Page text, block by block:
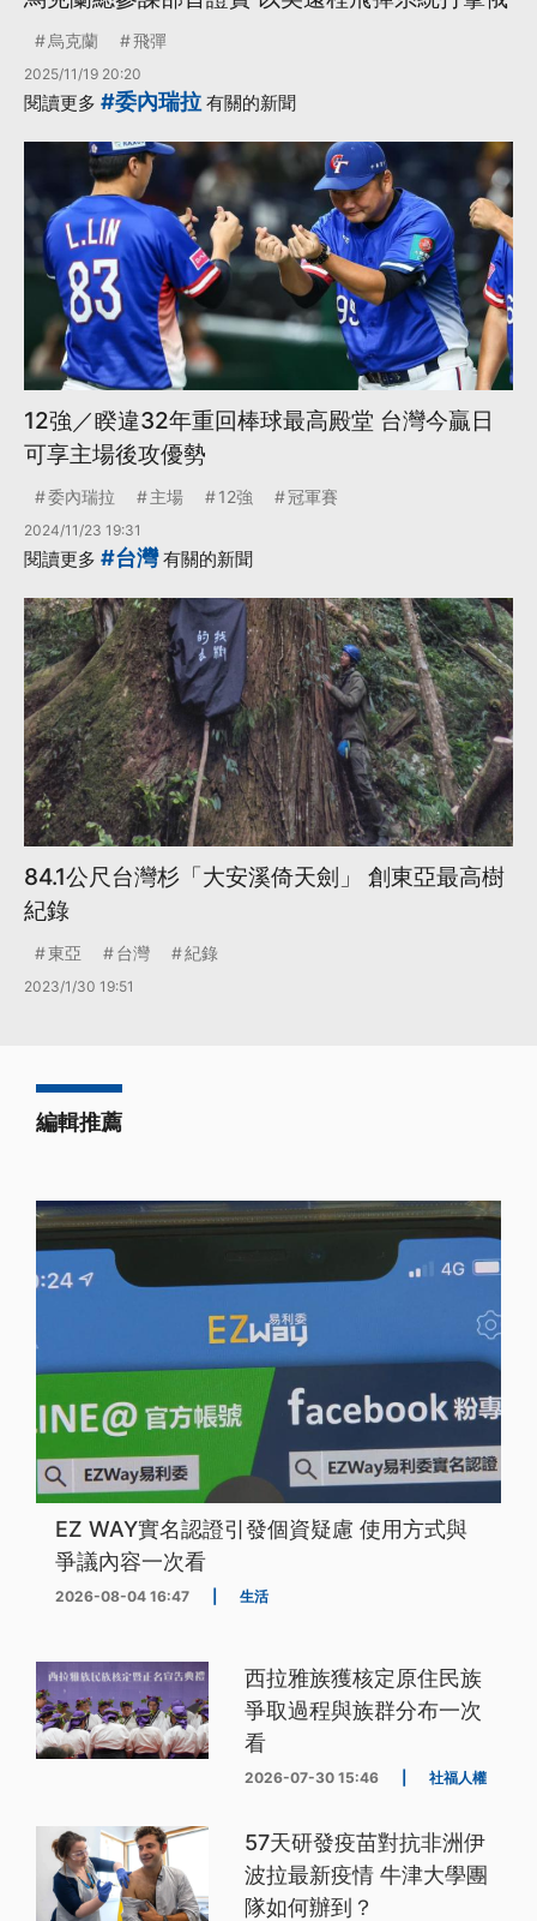
烏克蘭 飛彈
2025/11/19 20:20
閱讀更多 #委內瑞拉 有關的新聞
12強／睽違32年重回棒球最高殿堂 台灣今贏日
可享主場後攻優勢
委內瑞拉 主場 12強 冠軍賽
2024/11/23 19:31
閱讀更多 #台灣有關的新聞
84.1公尺台灣杉「大安溪倚天劍」 創東亞最高樹
紀錄
東亞 台灣 紀錄
2023/1/30 19:51
編輯推薦
EZ WAY實名認證引發個資疑慮 使用方式與
爭議內容一次看
2026-08-04 16:47 生活
西拉雅族獲核定原住民族
爭取過程與族群分布一次
看
2026-07-30 15:46 社福人權
57天研發疫苗對抗非洲伊
波拉最新疫情 牛津大學團
隊如何辦到？